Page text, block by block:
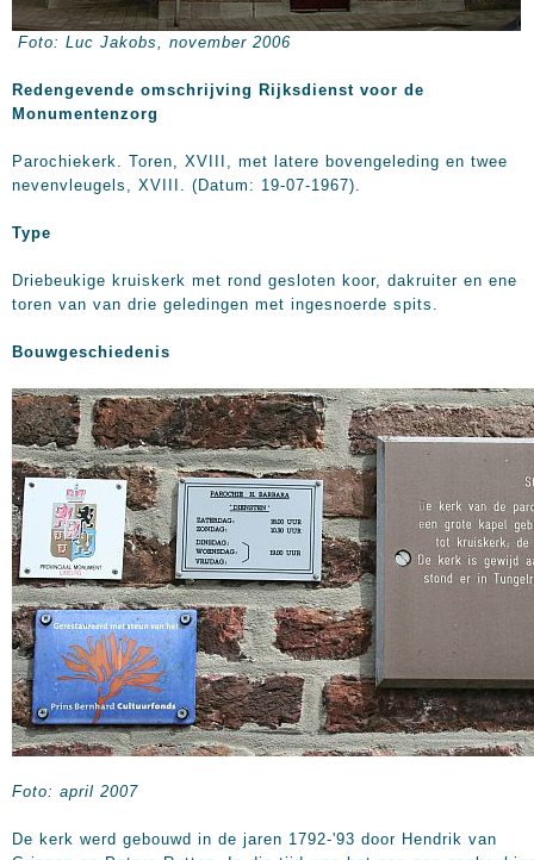
Foto: Luc Jakobs, november 2006
Redengevende omschrijving Rijksdienst voor de
Monumentenzorg
Parochiekerk. Toren, XVIII, met latere bovengeleding en twee
nevenvleugels, XVIII. (Datum: 19-07-1967).
Type
Driebeukige kruiskerk met rond gesloten koor, dakruiter en ene
toren van van drie geledingen met ingesnoerde spits.
Bouwgeschiedenis
Foto: april 2007
De kerk werd gebouwd in de jaren 1792-'93 door Hendrik van